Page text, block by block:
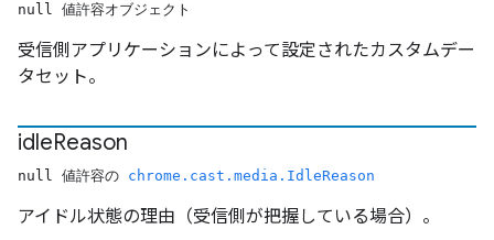
null 値許容オブジェクト
受信側アプリケーションによって設定されたカスタムデー
タセット。
idleReason
null 値許容の chrome.cast.media.IdleReason
アイドル状態の理由（受信側が把握している場合）。